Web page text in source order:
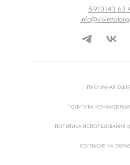
8 910 143 63
ПУБЛИЧНАЯ
ПОЛИТИКА
ПОЛИТИКА ИСПОЛЬЗОВАНИЯ
СОГЛАСИЕ НА